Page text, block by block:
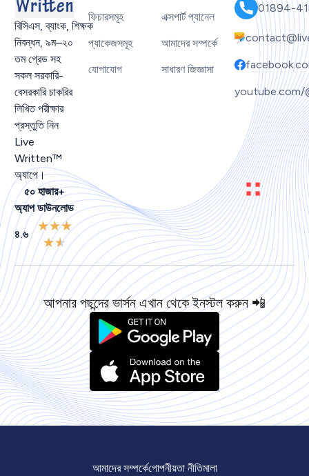
বিসিএস,ব্যাংক,শিক্ষক
নিবন্ধন,৯ম–২০
তম গ্রেড সহ
সকল সরকারি-
বেসরকারি চাকরির
লিখিত পরীক্ষার
প্রস্তুতি নিন
Live
Written™
অ্যাপে।
৫০ হাজার+
অ্যাপ ডাউনলোড
৪.৬
★★★
★★
ফিচারসমূহ
প্যাকেজসমূহ
যোগাযোগ
এক্সপার্ট প্যানেল
আমাদের সম্পর্কে
সাধারণ জিজ্ঞাসা
01894-
youtube.com/
আপনার পছন্দের ভার্সন এখান থেকে ইনস্টল করুন 📲
আমাদের সম্পর্কেগোপনীয়তা নীতিমালা